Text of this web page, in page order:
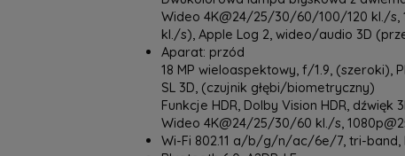
Wideo 4K@24/25/30/60/100/120 kl./s,
kl./s), Apple Log 2, wideo/audio 3D
Aparat: przód
18 MP wieloaspektowy, f/1.9, (szeroki),
SL 3D, (czujnik głębi/biometryczny)
Funkcje HDR, Dolby Vision HDR,
Wideo 4K@24/25/30/60 kl./s,
Wi-Fi 802.11 a/b/g/n/ac/6e/7, tri-band,